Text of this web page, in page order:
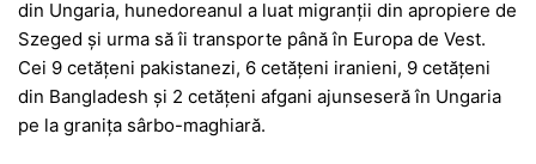
b
o
o
k
A
p
p
e
n
g
er
a
m
a
g
e
a
z
ă
din Ungaria, hunedoreanul a luat migranții din apropiere de
Szeged și urma să îi transporte până în Europa de Vest.
Cei 9 cetăţeni pakistanezi, 6 cetăţeni iranieni, 9 cetăţeni
din Bangladesh şi 2 cetăţeni afgani ajunseseră în Ungaria
pe la granița sârbo-maghiară.